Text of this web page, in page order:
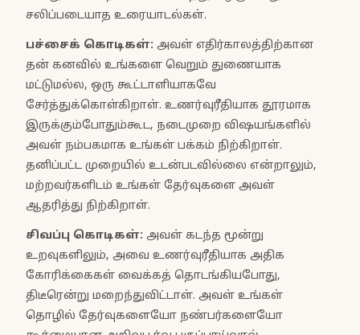
சலிப்படையாத உரையாடல்கள்.
பச்சைக் கொடிகள்: அவள் எதிர்காலத்திற்கான
தன் கனவில் உங்களை வெறும் துணையாக
மட்டுமல்ல, ஒரு கூட்டாளியாகவே
சேர்த்துக்கொள்கிறாள். உணர்வுரீதியாக தூரமாக
இருக்கும்போதும்கூட, நடைமுறை விஷயங்களில்
அவள் நம்பகமாக உங்கள் பக்கம் நிற்கிறாள்.
தனிப்பட்ட முறையில் உடன்படவில்லை என்றாலும்,
மற்றவர்களிடம் உங்கள் தேர்வுகளை அவள்
ஆதரித்து நிற்கிறாள்.
சிவப்பு கொடிகள்: அவள் கடந்த மூன்று
உறவுகளிலும், அவை உணர்வுரீதியாக அதிக
கோரிக்கைகள் வைக்கத் தொடங்கியபோது,
திடீரென்று மறைந்துவிட்டாள். அவள் உங்கள்
தொழில் தேர்வுகளையோ நண்பர்களையோ